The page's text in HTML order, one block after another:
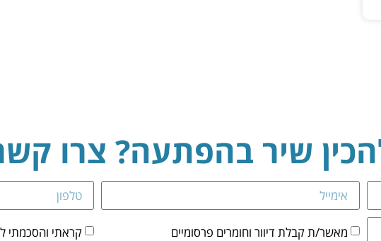
שיר בהפתעה? צרו
מאשר/ת קבלת דיוור וחומרים פרסומיים קראתי והסכמתי